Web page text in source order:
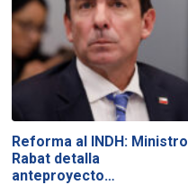
Reforma al INDH: Ministro
Rabat detalla
anteproyecto…